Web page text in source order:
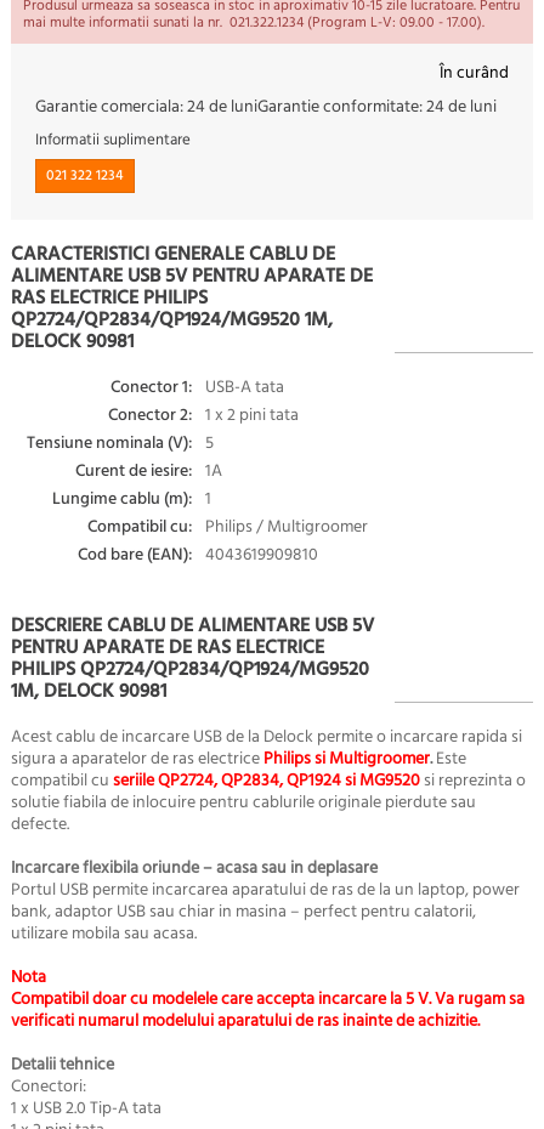
Produsul urmeaza sa soseasca in stoc in aproximativ 10-15 zile lucratoare. Pentru
mai multe informatii sunati la nr. 021.322.1234 (Program L-V: 09.00 - 17.00).
În curând
Garantie comerciala:24 de luniGarantie conformitate:24 de luni
Informatii suplimentare
021 322 1234
CARACTERISTICI GENERALE CABLU DE
ALIMENTARE USB 5V PENTRU APARATE DE
RAS ELECTRICE PHILIPS
QP2724/QP2834/QP1924/MG9520 1M,
DELOCK 90981
Conector 1: USB-A tata
Conector 2: 1 x 2 pini tata
Tensiune nominala (V): 5
Curent de iesire: 1A
Lungime cablu (m): 1
Compatibil cu: Philips / Multigroomer
Cod bare (EAN): 4043619909810
DESCRIERE CABLU DE ALIMENTARE USB 5V
PENTRU APARATE DE RAS ELECTRICE
PHILIPS QP2724/QP2834/QP1924/MG9520
1M, DELOCK 90981
Acest cablu de incarcare USB de la Delock permite o incarcare rapida si
sigura a aparatelor de ras electricePhilips si Multigroomer.Este
compatibil cuseriile QP2724, QP2834, QP1924 si MG9520si reprezinta o
solutie fiabila de inlocuire pentru cablurile originale pierdute sau
defecte.
Incarcare flexibila oriunde – acasa sau in deplasare
Portul USB permite incarcarea aparatului de ras de la un laptop, power
bank, adaptor USB sau chiar in masina – perfect pentru calatorii,
utilizare mobila sau acasa.
Nota
Compatibil doar cu modelele care accepta incarcare la 5 V. Va rugam sa
verificati numarul modelului aparatului de ras inainte de achizitie.
Detalii tehnice
Conectori:
1 x USB 2.0 Tip-A tata